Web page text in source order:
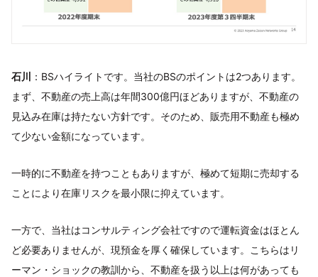
石川
：BSハイライトです。当社のBSのポイントは2つあります。
まず、不動産の売上高は年間300億円ほどありますが、不動産の
見込み在庫は持たない方針です。そのため、販売用不動産も極め
て少ない金額になっています。
一時的に不動産を持つこともありますが、極めて短期に売却する
ことにより在庫リスクを最小限に抑えています。
一方で、当社はコンサルティング会社ですので運転資金はほとん
ど必要ありませんが、現預金を厚く確保しています。こちらはリ
ーマン・ショックの教訓から、不動産を扱う以上は何があっても